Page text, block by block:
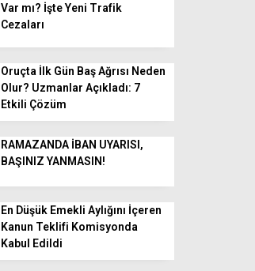
Var mı? İşte Yeni Trafik
Cezaları
Oruçta İlk Gün Baş Ağrısı Neden
Olur? Uzmanlar Açıkladı: 7
Etkili Çözüm
RAMAZANDA İBAN UYARISI,
BAŞINIZ YANMASIN!
En Düşük Emekli Aylığını İçeren
Kanun Teklifi Komisyonda
Kabul Edildi